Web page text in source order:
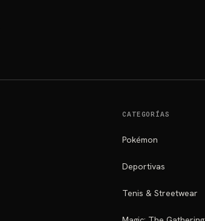
CATEGORÍAS
Pokémon
Deportivas
Tenis & Streetwear